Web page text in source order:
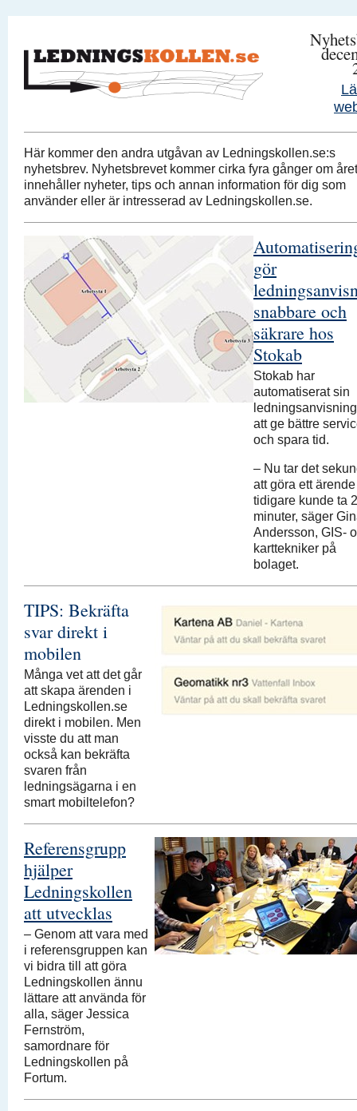
Här kommer den andra utgåvan av Ledningskollen.se:s
nyhetsbrev. Nyhetsbrevet kommer cirka fyra gånger om
innehåller nyheter, tips och annan information för dig som
använder eller är intresserad av Ledningskollen.se.
gör
snabbare och
säkrare hos
Stokab
Stokab har
automatiserat sin
att ge bättre
och spara tid.
– Nu tar det
att göra ett
tidigare kunde ta
minuter, säger
Andersson, GIS-
karttekniker på
bolaget.
TIPS: Bekräfta
svar direkt i
mobilen
Många vet att det går
att skapa ärenden i
Ledningskollen.se
direkt i mobilen. Men
visste du att man
också kan bekräfta
svaren från
ledningsägarna i en
smart mobiltelefon?
Referensgrupp
hjälper
Ledningskollen
att utvecklas
– Genom att vara med
i referensgruppen kan
vi bidra till att göra
Ledningskollen ännu
lättare att använda för
alla, säger Jessica
Fernström,
samordnare för
Ledningskollen på
Fortum.